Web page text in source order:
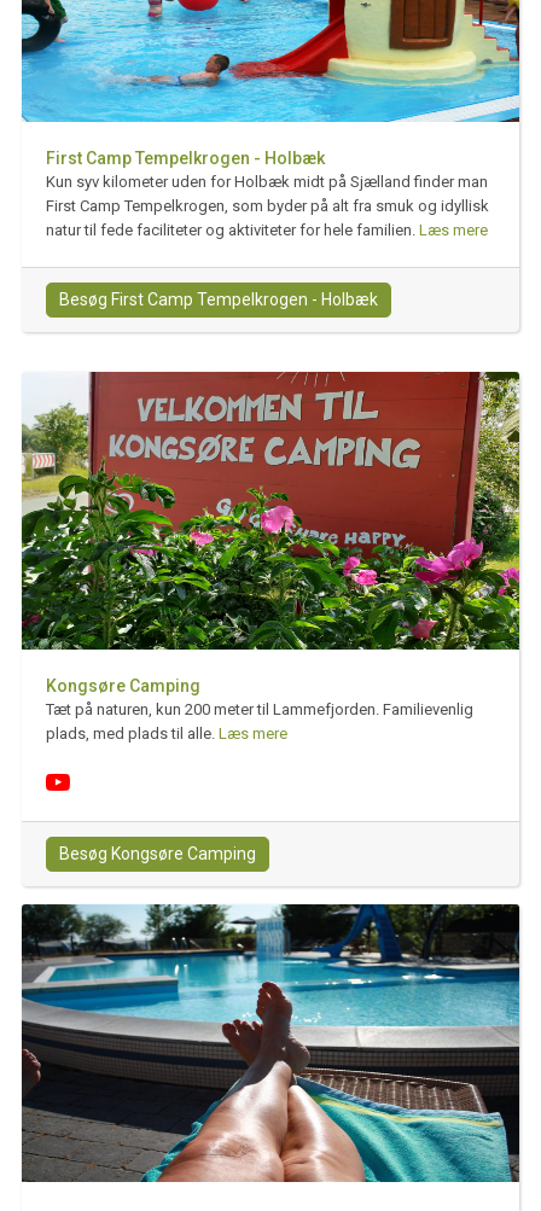
First Camp Tempelkrogen - Holbæk
Kun syv kilometer uden for Holbæk midt på Sjælland finder man
First Camp Tempelkrogen, som byder på alt fra smuk og idyllisk
natur til fede faciliteter og aktiviteter for hele familien. Læs mere
Besøg First Camp Tempelkrogen - Holbæk
Kongsøre Camping
Tæt på naturen, kun 200 meter til Lammefjorden. Familievenlig
plads, med plads til alle. Læs mere
Besøg Kongsøre Camping